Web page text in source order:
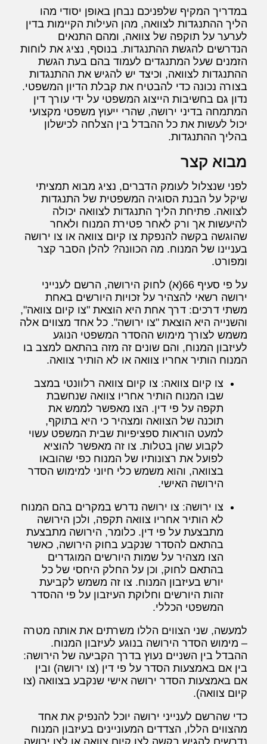
במדריך המקיף שלפניכם נבחן באופן יסודי מהו
הליך ההתנגדות לצוואה, מהן העילות הקיימות בדין
לערער על תוקפה של צוואה, ומהם התנאים
הנדרשים להגשת ההתנגדות. בנוסף, נציג את לוחות
הזמנים שעל המתנגדים לעמוד בהם בעת הגשת
ההתנגדות לצוואה, וכיצד יש להגיש את ההתנגדות
בצורה נכונה כדי להבטיח את קבלת הדיון המשפטי.
נדון גם בחשיבות הייצוג המשפטי על ידי עורך דין
המתמחה בדיני ירושה, שהרי ייעוץ משפטי מקצועי
יכול לעשות את כל ההבדל בין הצלחה לכישלון
בהליך ההתנגדות.
מבוא קצר
לפני שנצלול לעומק הדברים, נציג מבוא תמציתי
שיקל על הבנת הסוגיה המשפטית של התנגדות
לצוואה. פתיחת הליך התנגדות לצוואה יכולה
להיעשות אך ורק לאחר פטירת המנוח ולאחר
שהוגשה בקשה להנפקת צו קיום צוואה או צו ירושה
בעניינו של המנוח. מה הכוונה? להלן הסבר קצר
ומפורט.
על פי סעיף 66(א) לחוק הירושה, הרשם לענייני
ירושה רשאי להצהיר על זכויות היורשים באחת
משתי דרכים: דרך אחת היא הוצאת "צו קיום צוואה",
והשנייה היא הוצאת "צו ירושה". כל אחד מצווים אלה
משמש לצורך מימוש ההסדר המשפטי הנוגע
לעיזבון המנוח, והם שונים זה מזה בהתאם למצב בו
המנוח הותיר אחריו צוואה או לא הותיר צוואה.
צו קיום צוואה: צו קיום צוואה רלוונטי במצב
שבו המנוח הותיר אחריו צוואה שנחשבת
תקפה על פי דין. הצו מאפשר לממש את
תוכנה של הצוואה ומצהיר כי היא בתוקף,
למעט הוראות ספציפיות שבית המשפט עשוי
לקבוע שהן בטלות. צו זה מאפשר להוציא
לפועל את רצונותיו של המנוח כפי שהובאו
בצוואה, והוא משמש כלי חיוני למימוש הסדר
הירושה האישי.
צו ירושה: צו ירושה נדרש במקרים בהם המנוח
לא הותיר אחריו צוואה תקפה, ולכן הירושה
מתבצעת על פי דין. כלומר, הירושה מתבצעת
בהתאם להסדר שנקבע בחוק הירושה, כאשר
הצו מצהיר על שמות היורשים המוגדרים
בהתאם לחוק, וכן על החלק היחסי של כל
יורש בעיזבון המנוח. צו זה משמש לקביעת
זהות היורשים וחלוקת העיזבון על פי ההסדר
המשפטי הכללי.
למעשה, שני הצווים הללו משרתים את אותה מטרה
– מימוש הסדר הירושה בנוגע לעיזבון המנוח.
ההבדל בין השניים נעוץ בדרך הקביעה של הירושה:
בין אם באמצעות הסדר על פי דין (צו ירושה) ובין
אם באמצעות הסדר ירושה אישי שנקבע בצוואה (צו
קיום צוואה).
כדי שהרשם לענייני ירושה יוכל להנפיק את אחד
מהצווים הללו, הצדדים המעוניינים בעיזבון המנוח
נדרשים להגיש בקשה לצו קיום צוואה או לצו ירושה,